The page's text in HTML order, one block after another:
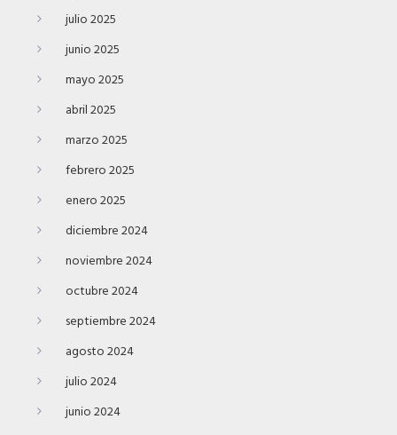
julio 2025
junio 2025
mayo 2025
abril 2025
marzo 2025
febrero 2025
enero 2025
diciembre 2024
noviembre 2024
octubre 2024
septiembre 2024
agosto 2024
julio 2024
junio 2024